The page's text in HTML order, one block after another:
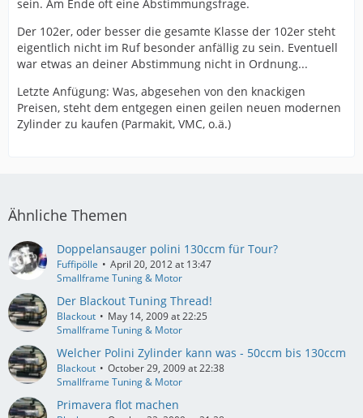
sein. Am Ende oft eine Abstimmungsfrage.
Der 102er, oder besser die gesamte Klasse der 102er steht
eigentlich nicht im Ruf besonder anfällig zu sein. Eventuell
war etwas an deiner Abstimmung nicht in Ordnung...
Letzte Anfügung: Was, abgesehen von den knackigen
Preisen, steht dem entgegen einen geilen neuen modernen
Zylinder zu kaufen (Parmakit, VMC, o.ä.)
Ähnliche Themen
Doppelansauger polini 130ccm für Tour?
Fuffipölle
April 20, 2012 at 13:47
Smallframe Tuning & Motor
Der Blackout Tuning Thread!
Blackout
May 14, 2009 at 22:25
Smallframe Tuning & Motor
Welcher Polini Zylinder kann was - 50ccm bis 130ccm
Blackout
October 29, 2009 at 22:38
Smallframe Tuning & Motor
Primavera flot machen